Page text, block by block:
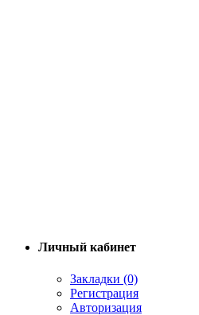
Личный кабинет
Закладки (0)
Регистрация
Авторизация